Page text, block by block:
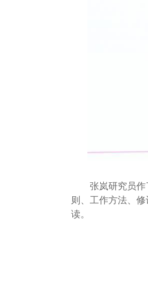
张岚研究员作
则、工作方法、
读。